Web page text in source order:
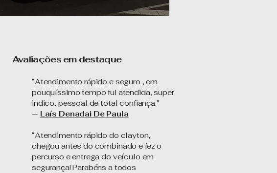
Avaliações em destaque
“Atendimento rápido e seguro , em
pouquíssimo tempo fui atendida, super
indico, pessoal de total confiança.”
— Laís Denadai De Paula
“Atendimento rápido do clayton,
chegou antes do combinado e fez o
percurso e entrega do veículo em
segurança! Parabéns a todos